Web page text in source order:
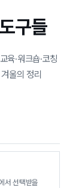
구들
육·워크숍·코칭
울의 정리
서 선택받을